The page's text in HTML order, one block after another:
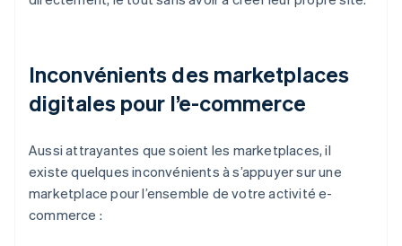
Inconvénients des marketplaces
digitales pour l’e-commerce
Aussi attrayantes que soient les marketplaces, il
existe quelques inconvénients à s’appuyer sur une
marketplace pour l’ensemble de votre activité e-
commerce :